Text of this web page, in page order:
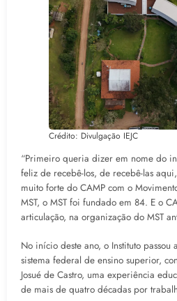
Crédito: Divulgação IEJC
“Primeiro queria dizer em nome do
feliz de recebê-los, de recebê-las
muito forte do CAMP com o
MST, o MST foi fundado em 84. E o
articulação, na organização do MST
No início deste ano, o Instituto
sistema federal de ensino superior,
Josué de Castro, uma experiência
de mais de quatro décadas por